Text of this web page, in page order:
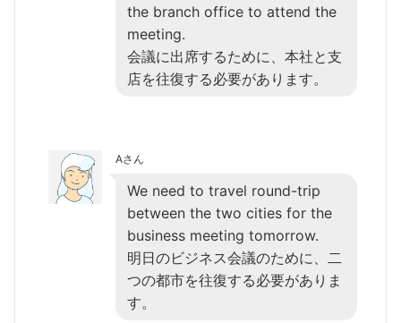
the branch office to attend the
meeting.
会議に出席するために、本社と支
店を往復する必要があります。
Aさん
We need to travel round-trip
between the two cities for the
business meeting tomorrow.
明日のビジネス会議のために、二
つの都市を往復する必要がありま
す。